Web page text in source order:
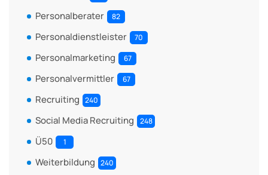
Personalberater 82
Personaldienstleister 70
Personalmarketing 67
Personalvermittler 67
Recruiting 240
Social Media Recruiting 248
Ü50 1
Weiterbildung 240